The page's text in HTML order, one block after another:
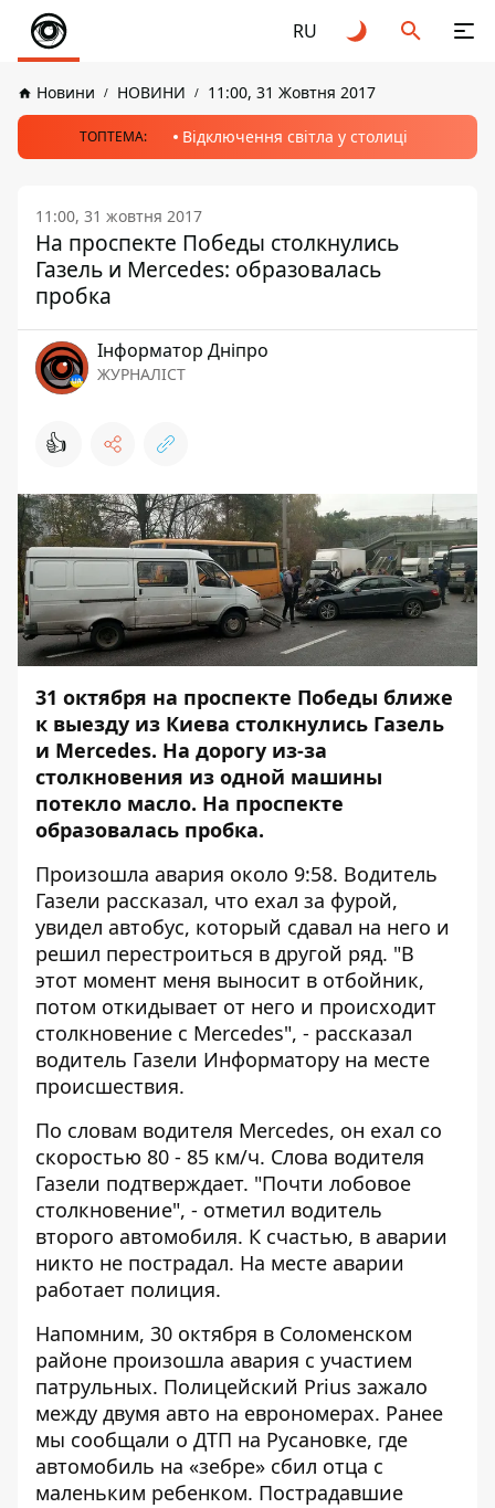
RU
Новини НОВИНИ 11:00, 31 Жовтня 2017
ТОПТЕМА: Відключення світла у столиці
11:00, 31 жовтня 2017
На проспекте Победы столкнулись
Газель и Mercedes: образовалась
пробка
Інформатор Дніпро
ЖУРНАЛІСТ
👍
31 октября на проспекте Победы ближе
к выезду из Киева столкнулись Газель
и Mercedes. На дорогу из-за
столкновения из одной машины
потекло масло. На проспекте
образовалась пробка.
Произошла авария около 9:58. Водитель
Газели рассказал, что ехал за фурой,
увидел автобус, который сдавал на него и
решил перестроиться в другой ряд. "В
этот момент меня выносит в отбойник,
потом откидывает от него и происходит
столкновение с Mercedes", - рассказал
водитель Газели Информатору на месте
происшествия.
По словам водителя Mercedes, он ехал со
скоростью 80 - 85 км/ч. Слова водителя
Газели подтверждает. "Почти лобовое
столкновение", - отметил водитель
второго автомобиля. К счастью, в аварии
никто не пострадал. На месте аварии
работает полиция.
Напомним, 30 октября в Соломенском
районе произошла авария с участием
патрульных. Полицейский Prius зажало
между двумя авто на еврономерах. Ранее
мы сообщали о ДТП на Русановке, где
автомобиль на «зебре» сбил отца с
маленьким ребенком. Пострадавшие